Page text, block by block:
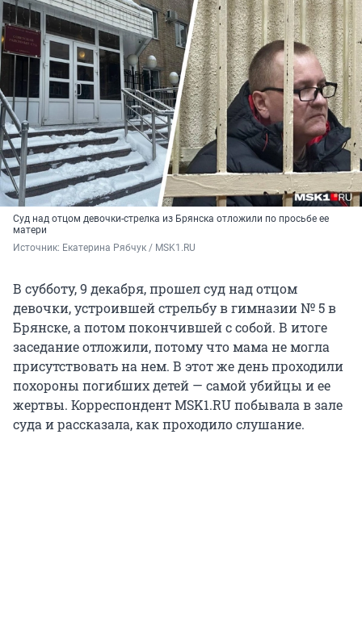
Суд над отцом девочки-стрелка из Брянска отложили по просьбе ее
матери
Источник: Екатерина Рябчук / MSK1.RU
В субботу, 9 декабря, прошел суд над отцом
девочки, устроившей стрельбу в гимназии № 5 в
Брянске, а потом покончившей с собой. В итоге
заседание отложили, потому что мама не могла
присутствовать на нем. В этот же день проходили
похороны погибших детей — самой убийцы и ее
жертвы. Корреспондент MSK1.RU побывала в зале
суда и рассказала, как проходило слушание.